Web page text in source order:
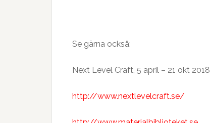
Se gärna också:
Next Level Craft, 5 april – 21 okt 2018
http://www.nextlevelcraft.se/